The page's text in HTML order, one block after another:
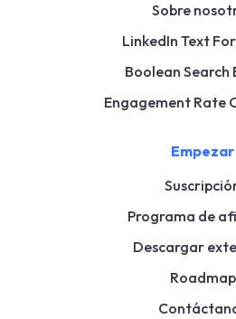
Sobre
LinkedIn Text
Boolean Search
Engagement Rate
Empezar
Programa de
Descargar
Roadmap